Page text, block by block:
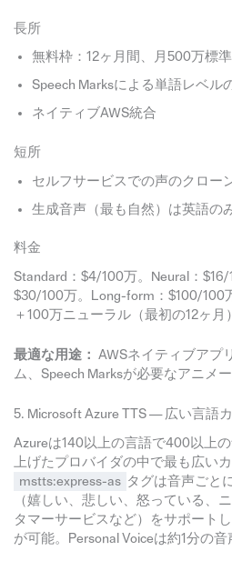
長所
無料枠：12ヶ月間、月500万標
Speech Marksによる単語レベル
ネイティブAWS統合
短所
セルフサービスでの声のクロー
生成音声（最も自然）は英語の
料金
Standard：$4/100万。Neural：$16/
$30/100万。Long-form：$100/100
＋100万ニューラル（最初の12ヶ月
最適な用途： AWSネイティブアプ
ム、Speech Marksが必要なアニメ
5. Microsoft Azure TTS — 広い言語
Azureは140以上の言語で400以上
上げたプロバイダの中で最も広い
mstts:express-as タグは音声ごと
（嬉しい、悲しい、怒っている、
タマーサービスなど）をサポートし
が可能。Personal Voiceは約1分の音